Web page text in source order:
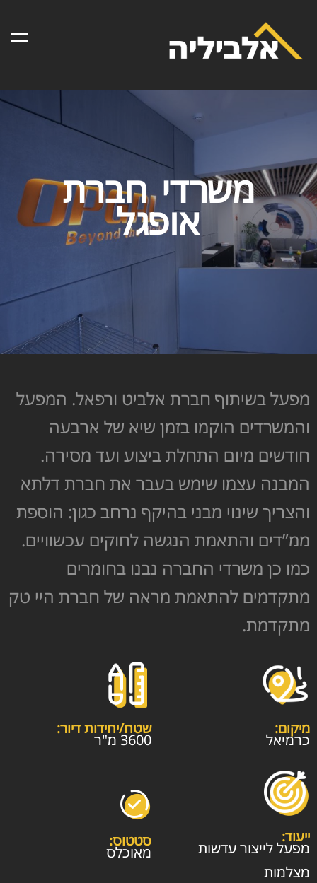
משרדי חברת
אופגל
מפעל בשיתוף חברת אלביט ורפאל. המפעל
והמשרדים הוקמו בזמן שיא של ארבעה
חודשים מיום התחלת ביצוע ועד מסירה.
המבנה עצמו שימש בעבר את חברת דלתא
והצריך שינוי מבני בהיקף נרחב כגון: הוספת
ממ”דים והתאמת הנגשה לחוקים עכשוויים.
כמו כן משרדי החברה נבנו בחומרים
מתקדמים להתאמת מראה של חברת היי טק
מתקדמת.
מיקום:
כרמיאל
שטח/יחידות דיור:
3600 מ"ר
ייעוד:
מפעל לייצור עדשות
מצלמות
סטטוס:
מאוכלס